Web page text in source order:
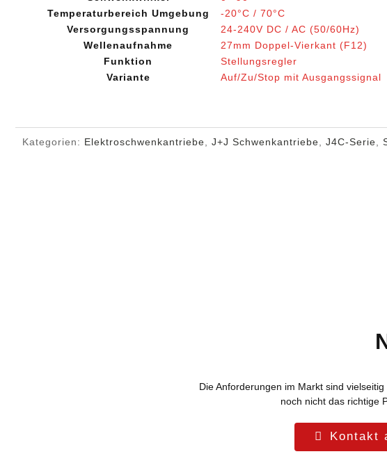
Temperaturbereich Umgebung
-20°C / 70°C
Versorgungsspannung
24-240V DC / AC (50/60Hz)
Wellenaufnahme
27mm Doppel-Vierkant (F12)
Funktion
Stellungsregler
Variante
Auf/Zu/Stop mit Ausgangssignal
Kategorien: Elektroschwenkantriebe J+J Schwenkantriebe J4C-Serie
Die Anforderungen im Markt sind
noch nicht das richtige
Kontakt